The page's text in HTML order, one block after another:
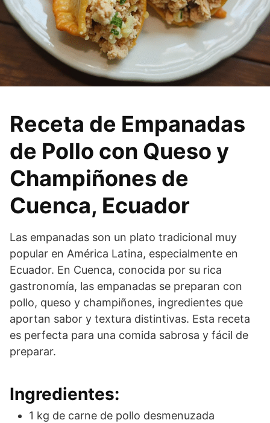
Receta de Empanadas
de Pollo con Queso y
Champiñones de
Cuenca, Ecuador
Las empanadas son un plato tradicional muy
popular en América Latina, especialmente en
Ecuador. En Cuenca, conocida por su rica
gastronomía, las empanadas se preparan con
pollo, queso y champiñones, ingredientes que
aportan sabor y textura distintivas. Esta receta
es perfecta para una comida sabrosa y fácil de
preparar.
Ingredientes:
1 kg de carne de pollo desmenuzada